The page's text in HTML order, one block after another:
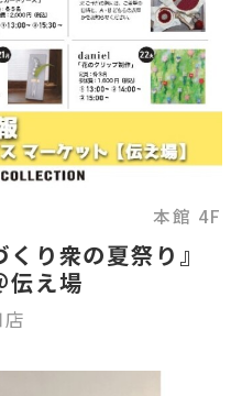
本館 4F
り衆の夏祭り』
伝え場